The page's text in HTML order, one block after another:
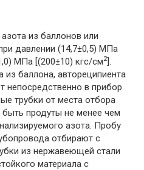
из баллонов или
давлении (14,7±0,5) МПа
МПа [(200±10) кгс/см2].
из баллона, автореципиента
непосредственно в прибор
трубки от места отбора
продуты не менее чем
азота. Пробу
отбирают с
из нержавеющей стали
материала с